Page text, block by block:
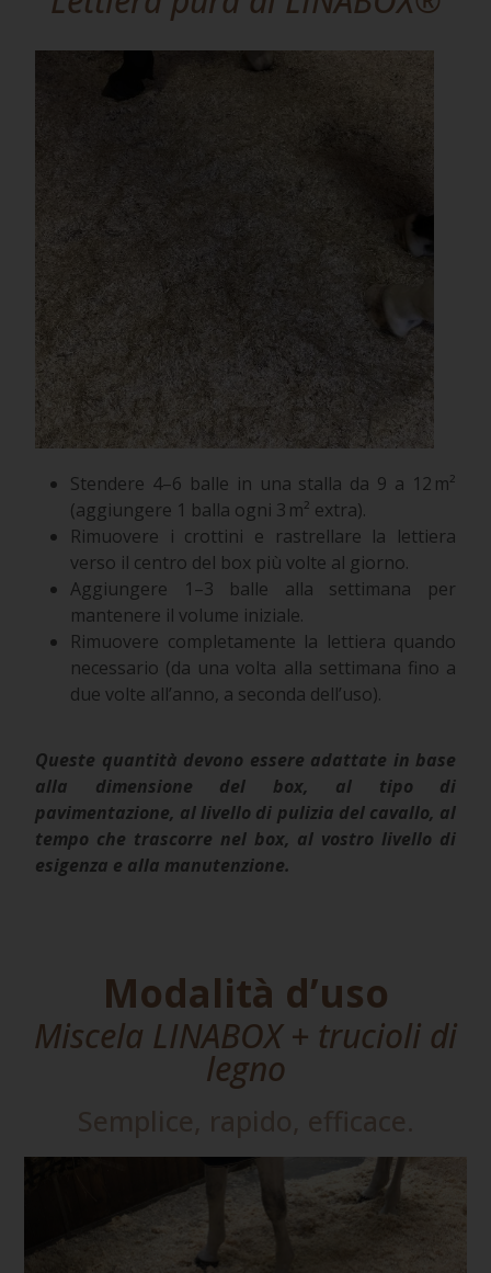
Stendere 4–6 balle in una stalla da 9 a 12 m²
(aggiungere 1 balla ogni 3 m² extra).
Rimuovere i crottini e rastrellare la lettiera
verso il centro del box più volte al giorno.
Aggiungere 1–3 balle alla settimana per
mantenere il volume iniziale.
Rimuovere completamente la lettiera quando
necessario (da una volta alla settimana fino a
due volte all’anno, a seconda dell’uso).
Queste quantità devono essere adattate in base
alla dimensione del box, al tipo di
pavimentazione, al livello di pulizia del cavallo, al
tempo che trascorre nel box, al vostro livello di
esigenza e alla manutenzione.
Modalità d’uso
Miscela LINABOX + trucioli di
legno